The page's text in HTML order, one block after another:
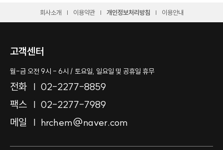
회사소개 이용약관 개인정보처리방침 이용안내
고객센터
월-금 오전 9시 - 6시 / 토요일, 일요일 및 공휴일 휴무
전화
02-2277-8859
팩스
02-2277-7989
메일
hrchem@naver.com